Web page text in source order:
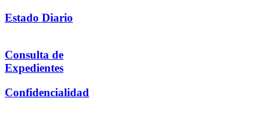
Estado Diario
Consulta de
Expedientes
Confidencialidad